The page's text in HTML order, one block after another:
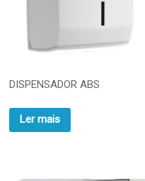
DISPENSADOR ABS
Ler mais